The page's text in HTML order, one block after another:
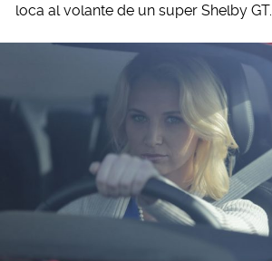
loca al volante de un super Shelby GT.